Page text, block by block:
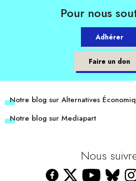
Pour nous
Adhérer
Faire un don
Notre blog sur Alternatives
Notre blog sur Mediapart
Nous